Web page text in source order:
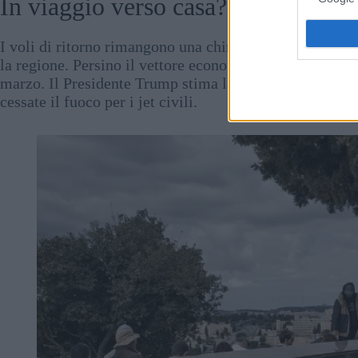
In viaggio verso casa? Non
I voli di ritorno rimangono una chimera, con i missili
la regione. Persino il vettore economico Wizz Air ha
marzo. Il Presidente Trump stima la “campagna”
cessate il fuoco per i jet civili.